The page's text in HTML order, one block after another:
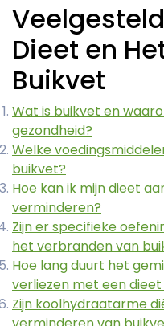
Dieet en
Buikvet
Wat is buikvet en
gezondheid?
Welke
buikvet?
Hoe kan ik mijn dieet
verminderen?
Zijn er specifieke
het verbranden van
Hoe lang duurt het
verliezen met een
Zijn koolhydraatarme